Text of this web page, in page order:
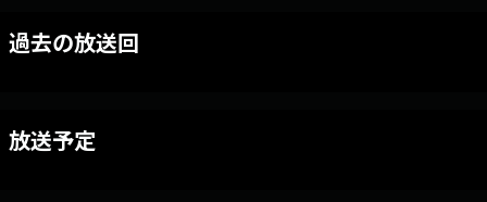
過去の放送回
放送予定